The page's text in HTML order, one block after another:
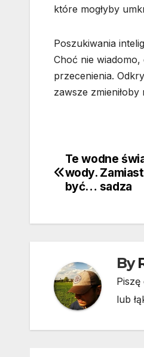
które mogłyby
Poszukiwania
Choć nie
przecenienia.
zawsze
wpisu
Te wodne
wody.
być… sadza
By
lub